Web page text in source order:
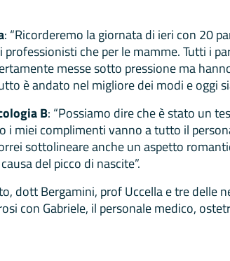
: “Ricorderemo la giornata di ieri con 20
che per le mamme. Tutti i
messe sotto pressione ma
è andato nel migliore dei modi e oggi
B: “Possiamo dire che è stato un
miei complimenti vanno a tutto il
sottolineare anche un aspetto
del picco di nascite”.
dott Bergamini, prof Uccella e tre delle
con Gabriele, il personale medico,